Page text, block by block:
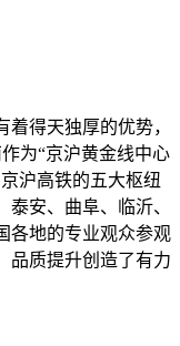
得天独厚的优势，
为“京沪黄金线中心
沪高铁的五大枢纽
安、曲阜、临沂、
各地的专业观众参观
品质提升创造了有力